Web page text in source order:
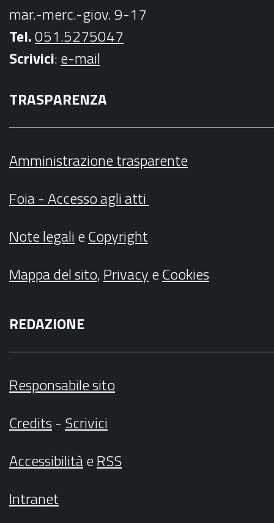
mar.-merc.-giov. 9-17
Tel.051.5275047
Scrivici:e-mail
TRASPARENZA
Amministrazione trasparente
Foia - Accesso agli atti
Note legalieCopyright
Mappa del sito,PrivacyeCookies
REDAZIONE
Responsabile sito
Credits- Scrivici
AccessibilitàeRSS
Intranet